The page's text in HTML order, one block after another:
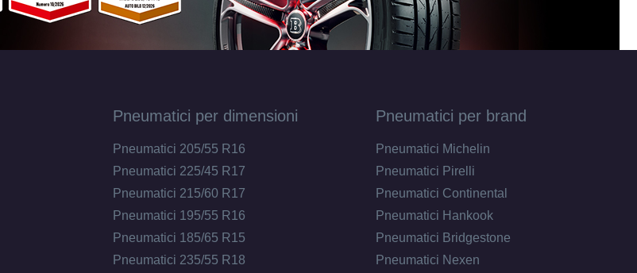
Pneumatici per dimensioni
Pneumatici 205/55 R16
Pneumatici 225/45 R17
Pneumatici 215/60 R17
Pneumatici 195/55 R16
Pneumatici 185/65 R15
Pneumatici 235/55 R18
Pneumatici per brand
Pneumatici Michelin
Pneumatici Pirelli
Pneumatici Continental
Pneumatici Hankook
Pneumatici Bridgestone
Pneumatici Nexen